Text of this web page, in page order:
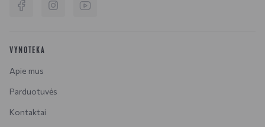
VYNOTEKA
Apie mus
Parduotuvės
Kontaktai